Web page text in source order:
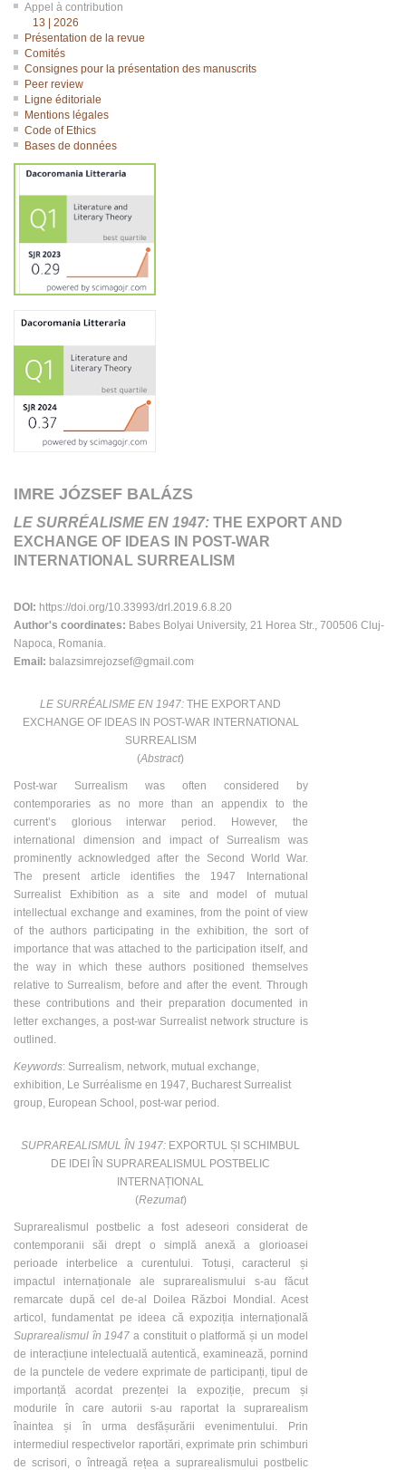
Appel à contribution
13 | 2026
Présentation de la revue
Comités
Consignes pour la présentation des manuscrits
Peer review
Ligne éditoriale
Mentions légales
Code of Ethics
Bases de données
IMRE JÓZSEF BALÁZS
LE SURRÉALISME EN 1947: THE EXPORT AND
EXCHANGE OF IDEAS IN POST-WAR
INTERNATIONAL SURREALISM
DOI: https://doi.org/10.33993/drl.2019.6.8.20
Author's coordinates: Babes Bolyai University, 21 Horea Str., 700506 Cluj-
Napoca, Romania.
Email: balazsimrejozsef@gmail.com
LE SURRÉALISME EN 1947:THE EXPORT AND
EXCHANGE OF IDEAS IN POST-WAR INTERNATIONAL
SURREALISM
(Abstract)
Post-war Surrealism was often considered by
contemporaries as no more than an appendix to the
current’s glorious interwar period. However, the
international dimension and impact of Surrealism was
prominently acknowledged after the Second World War.
The present article identifies the 1947 International
Surrealist Exhibition as a site and model of mutual
intellectual exchange and examines, from the point of view
of the authors participating in the exhibition, the sort of
importance that was attached to the participation itself, and
the way in which these authors positioned themselves
relative to Surrealism, before and after the event. Through
these contributions and their preparation documented in
letter exchanges, a post-war Surrealist network structure is
outlined.
Keywords: Surrealism, network, mutual exchange,
exhibition, Le Surréalisme en 1947, Bucharest Surrealist
group, European School, post-war period.
SUPRAREALISMUL ÎN 1947: EXPORTUL ȘI SCHIMBUL
DE IDEI ÎN SUPRAREALISMUL POSTBELIC
INTERNAȚIONAL
(Rezumat)
Suprarealismul postbelic a fost adeseori considerat de
contemporanii săi drept o simplă anexă a glorioasei
perioade interbelice a curentului. Totuși, caracterul și
impactul internaționale ale suprarealismului s-au făcut
remarcate după cel de-al Doilea Război Mondial. Acest
articol, fundamentat pe ideea că expoziția internațională
Suprarealismul în 1947 a constituit o platformă și un model
de interacțiune intelectuală autentică, examinează, pornind
de la punctele de vedere exprimate de participanți, tipul de
importanță acordat prezenței la expoziție, precum și
modurile în care autorii s-au raportat la suprarealism
înaintea și în urma desfășurării evenimentului. Prin
intermediul respectivelor raportări, exprimate prin schimburi
de scrisori, o întreagă rețea a suprarealismului postbelic